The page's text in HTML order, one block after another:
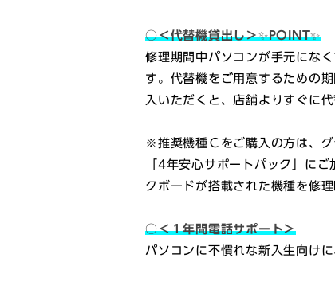
○＜代替機貸出し＞✨POINT✨
修理期間中パソコンが手元にな
す。代替機をご用意するための
入いただくと、店舗よりすぐに
※推奨機種Ｃをご購入の方は、
「4年安心サポートパック」に
クボードが搭載された機種を修
○＜１年間電話サポート＞
パソコンに不慣れな新入生向け